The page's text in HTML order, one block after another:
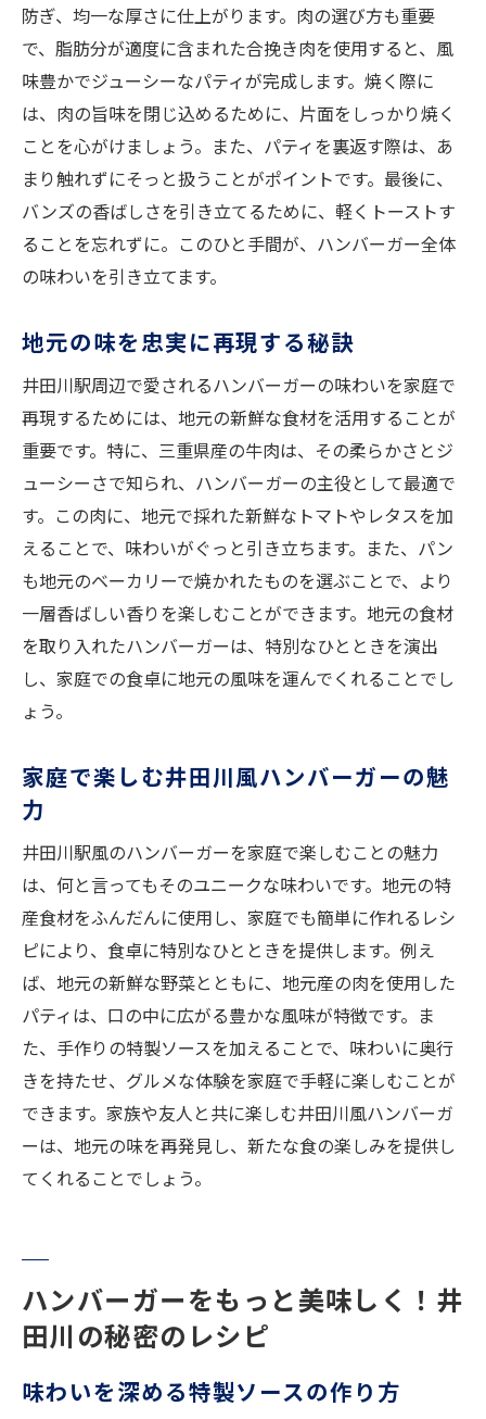
防ぎ、均一な厚さに仕上がります。肉の選び方も重要
で、脂肪分が適度に含まれた合挽き肉を使用すると、風
味豊かでジューシーなパティが完成します。焼く際に
は、肉の旨味を閉じ込めるために、片面をしっかり焼く
ことを心がけましょう。また、パティを裏返す際は、あ
まり触れずにそっと扱うことがポイントです。最後に、
バンズの香ばしさを引き立てるために、軽くトーストす
ることを忘れずに。このひと手間が、ハンバーガー全体
の味わいを引き立てます。
地元の味を忠実に再現する秘訣
井田川駅周辺で愛されるハンバーガーの味わいを家庭で
再現するためには、地元の新鮮な食材を活用することが
重要です。特に、三重県産の牛肉は、その柔らかさとジ
ューシーさで知られ、ハンバーガーの主役として最適で
す。この肉に、地元で採れた新鮮なトマトやレタスを加
えることで、味わいがぐっと引き立ちます。また、パン
も地元のベーカリーで焼かれたものを選ぶことで、より
一層香ばしい香りを楽しむことができます。地元の食材
を取り入れたハンバーガーは、特別なひとときを演出
し、家庭での食卓に地元の風味を運んでくれることでし
ょう。
家庭で楽しむ井田川風ハンバーガーの魅
力
井田川駅風のハンバーガーを家庭で楽しむことの魅力
は、何と言ってもそのユニークな味わいです。地元の特
産食材をふんだんに使用し、家庭でも簡単に作れるレシ
ピにより、食卓に特別なひとときを提供します。例え
ば、地元の新鮮な野菜とともに、地元産の肉を使用した
パティは、口の中に広がる豊かな風味が特徴です。ま
た、手作りの特製ソースを加えることで、味わいに奥行
きを持たせ、グルメな体験を家庭で手軽に楽しむことが
できます。家族や友人と共に楽しむ井田川風ハンバーガ
ーは、地元の味を再発見し、新たな食の楽しみを提供し
てくれることでしょう。
ハンバーガーをもっと美味しく！井
田川の秘密のレシピ
味わいを深める特製ソースの作り方